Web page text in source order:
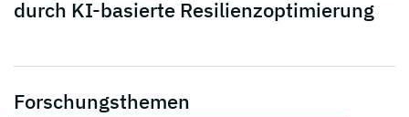
durch KI-basierte Resilienzoptimierung
Forschungsthemen